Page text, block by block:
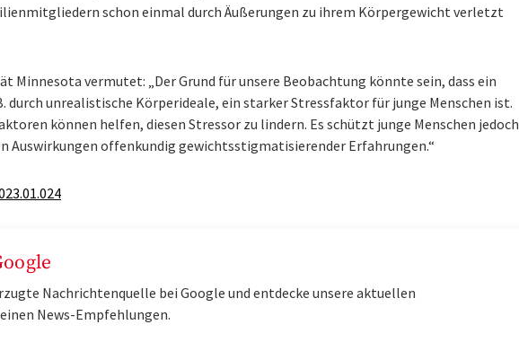
schon einmal durch Äußerungen zu ihrem Körpergewicht verletzt
Minnesota vermutet: „Der Grund für unsere Beobachtung könnte sein, dass ein
unrealistische Körperideale, ein starker Stressfaktor für junge Menschen ist.
können helfen, diesen Stressor zu lindern. Es schützt junge Menschen jedoch
Auswirkungen offenkundig gewichtsstigmatisierender Erfahrungen.“
Nachrichtenquelle bei Google und entdecke unsere aktuellen
News-Empfehlungen.